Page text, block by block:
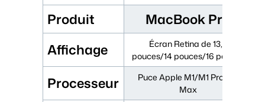
Produit
MacBook Pro
Affichage
Écran Retina de 13,3
pouces/14 pouces/16 pouces
Processeur
Puce Apple M1/M1 Pro/M1
Max